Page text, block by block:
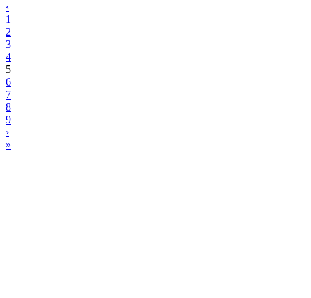
‹
1
2
3
4
5
6
7
8
9
›
»